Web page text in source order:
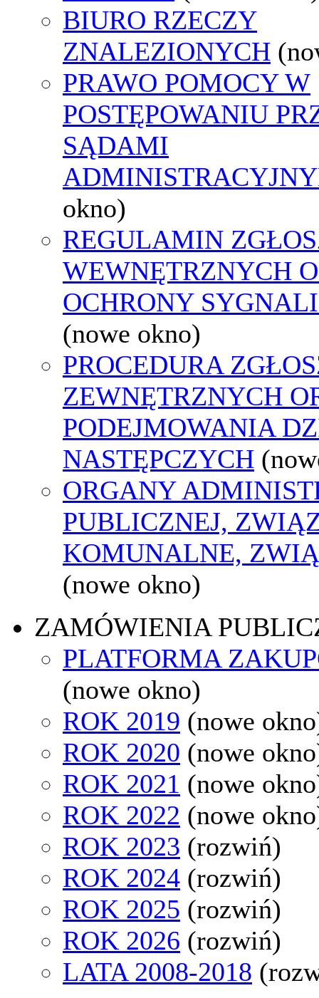
BIURO RZECZY
ZNALEZIONYCH
PRAWO POMOCY W
POSTĘPOWANIU
SĄDAMI
okno)
REGULAMIN
WEWNĘTRZNYCH
OCHRONY
(nowe okno)
PROCEDURA
ZEWNĘTRZNYCH
PODEJMOWANIA
NASTĘPCZYCH
ORGANY
PUBLICZNEJ,
KOMUNALNE,
(nowe okno)
ZAMÓWIENIA
PLATFORMA
(nowe okno)
ROK 2019 (nowe
ROK 2020 (nowe
ROK 2021 (nowe
ROK 2022 (nowe
ROK 2023 (rozwiń)
ROK 2024 (rozwiń)
ROK 2025 (rozwiń)
ROK 2026 (rozwiń)
LATA 2008-2018